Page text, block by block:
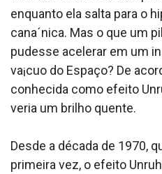
enquanto ela salta para o
cana´nica. Mas o que um
pudesse acelerar em um
va¡cuo do Espaço? De
conhecida como efeito
veria um brilho quente.
Desde a década de 1970,
primeira vez, o efeito